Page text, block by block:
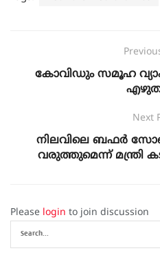
കോവിഡും സമൂഹ
Next
നിലവിലെ ബഫർ
വരുത്തുമെന്ന് മന്ത്രി
Please login to join discussion